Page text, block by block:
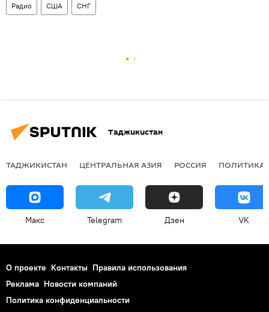
Радио США СНГ
Таджикистан
ТАДЖИКИСТАН ЦЕНТРАЛЬНАЯ АЗИЯ РОССИЯ ПОЛИТИКА
Макс Telegram Дзен VK
О проекте Контакты Правила использования
Реклама Новости компаний
Политика конфиденциальности